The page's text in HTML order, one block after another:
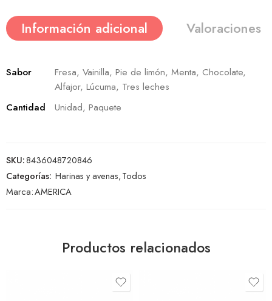
Información adicional Valoraciones
Sabor
Fresa, Vainilla, Pie de limón, Menta, Chocolate,
Alfajor, Lúcuma, Tres leches
Cantidad
Unidad, Paquete
SKU:8436048720846
Categorías: Harinas y avenas,Todos
Marca:AMERICA
Productos relacionados